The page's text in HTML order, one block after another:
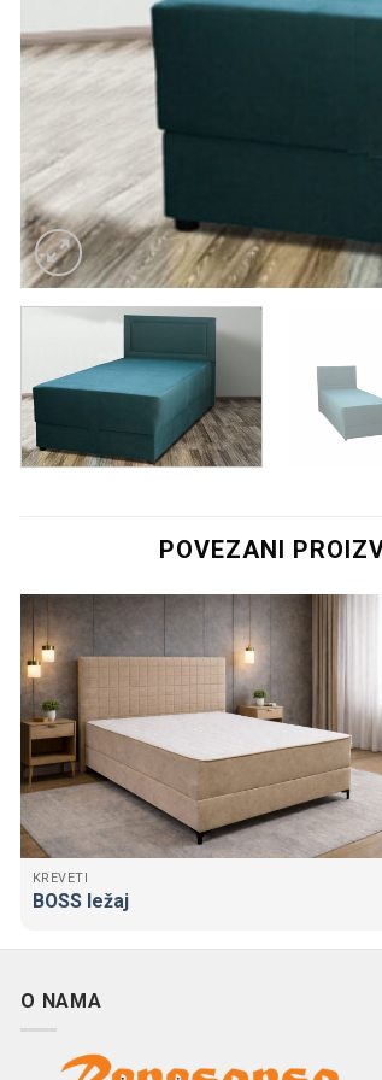
POVEZANI
KREVETI
BOSS ležaj
O NAMA